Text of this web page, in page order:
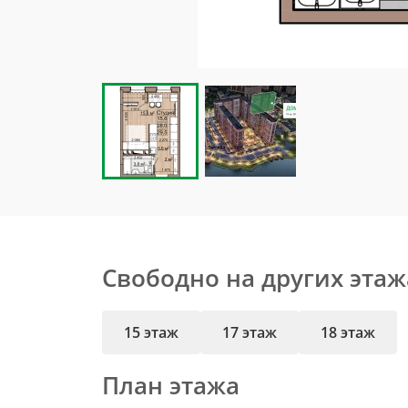
Свободно на других
15 этаж 17 этаж 18 этаж
План этажа